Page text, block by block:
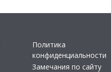
Политика
конфиденциальности
Замечания по сайту